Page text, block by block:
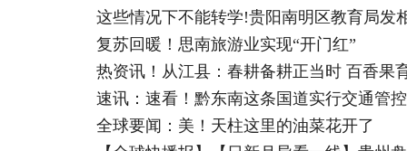
这些情况下不能转学!贵阳南明区教育局发
复苏回暖！思南旅游业实现“开门红”
热资讯！从江县：春耕备耕正当时 百香果
速讯：速看！黔东南这条国道实行交通管控
全球要闻：美！天柱这里的油菜花开了